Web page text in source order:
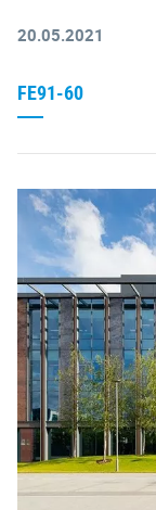
20.05.2021
FE91-60